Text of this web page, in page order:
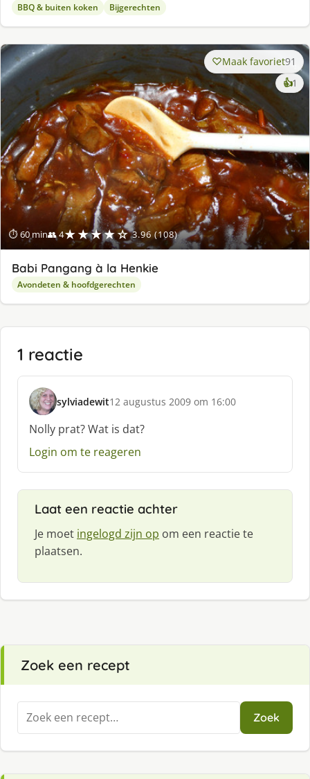
BBQ & buiten koken Bijgerechten
⏱ 60 min👥 4★★★★☆ 3.96 (108)
Maak favoriet91
👍1
Babi Pangang à la Henkie
Avondeten & hoofdgerechten
1 reactie
sylviadewit
s
c
h
r
12 augustus 2009 om 16:00
Nolly prat? Wat is dat?
Login om te reageren
Laat een reactie achter
Je moet ingelogd zijn op om een reactie te
plaatsen.
Zoek een recept
Zoeken
naar:
Zoek